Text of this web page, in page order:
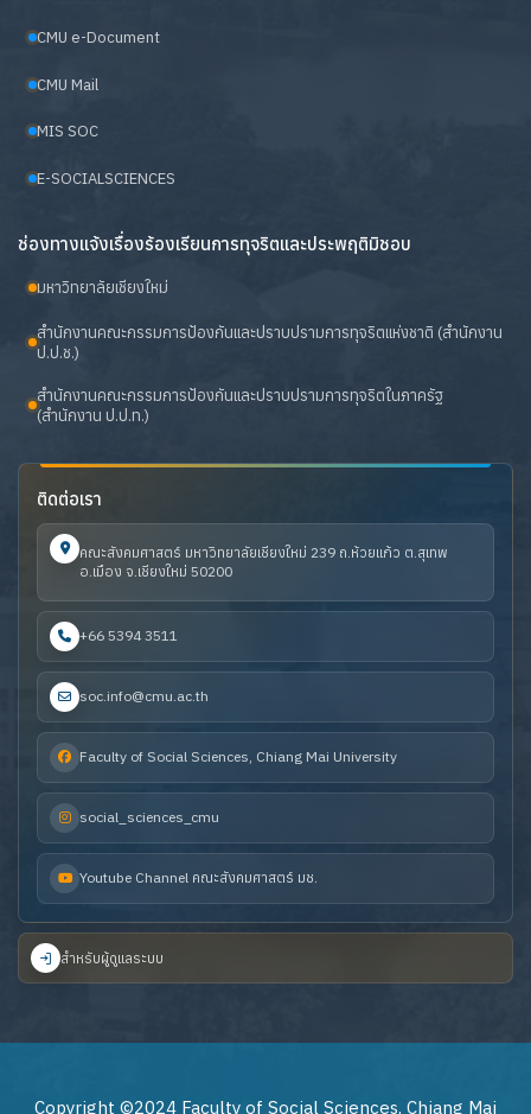
CMU e-Document
CMU Mail
MIS SOC
E-SOCIALSCIENCES
ช่องทางแจ้งเรื่องร้องเรียนการทุจริตและประพฤติมิชอบ
มหาวิทยาลัยเชียงใหม่
สำนักงานคณะกรรมการป้องกันและปราบปรามการทุจริตแห่งชาติ (สำนักงาน
ป.ป.ช.)
สำนักงานคณะกรรมการป้องกันและปราบปรามการทุจริตในภาครัฐ
(สำนักงาน ป.ป.ท.)
ติดต่อเรา
คณะสังคมศาสตร์ มหาวิทยาลัยเชียงใหม่ 239 ถ.ห้วยแก้ว ต.สุเทพ
อ.เมือง จ.เชียงใหม่ 50200
+66 5394 3511
soc.info@cmu.ac.th
Faculty of Social Sciences, Chiang Mai University
social_sciences_cmu
Youtube Channel คณะสังคมศาสตร์ มช.
สำหรับผู้ดูแลระบบ
Copyright ©2024 Faculty of Social Sciences, Chiang Mai